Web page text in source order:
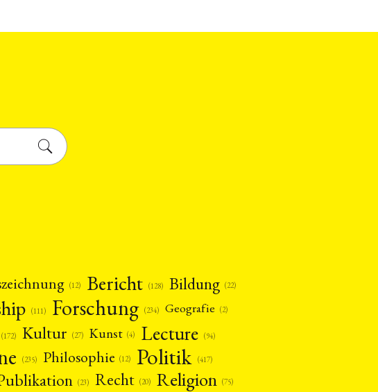
(12) Bericht (128) Bildung (22)
(111) Forschung (234) Geografie (2)
(172) Kultur (27) Kunst (4) Lecture (94)
(235) Philosophie (12) Politik (417)
(23) Recht (20) Religion (75)